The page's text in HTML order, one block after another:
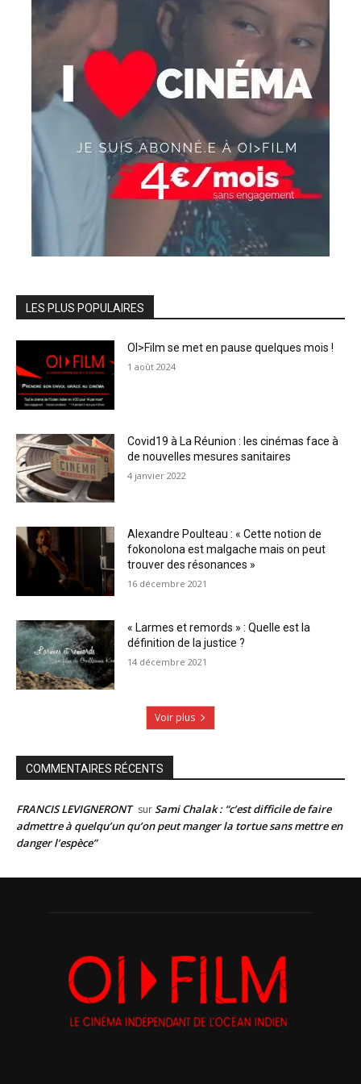
LES PLUS POPULAIRES
OI>Film se met en pause quelques mois !
1 août 2024
Covid19 à La Réunion : les cinémas face à
de nouvelles mesures sanitaires
4 janvier 2022
Alexandre Poulteau : « Cette notion de
fokonolona est malgache mais on peut
trouver des résonances »
16 décembre 2021
« Larmes et remords » : Quelle est la
définition de la justice ?
14 décembre 2021
Voir plus
COMMENTAIRES RÉCENTS
FRANCIS LEVIGNERONT surSami Chalak : “c’est difficile de faire
admettre à quelqu’un qu’on peut manger la tortue sans mettre en
danger l’espèce”